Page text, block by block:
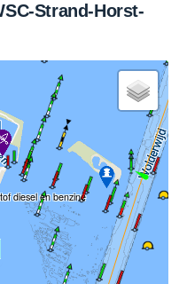
Strand-Horst-
diesel en benzine